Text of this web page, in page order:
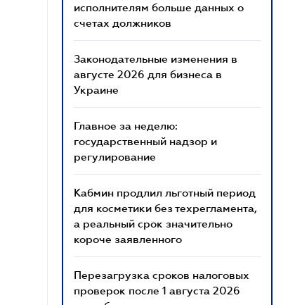
исполнителям больше данных о
счетах должников
Законодательные изменения в
августе 2026 для бизнеса в
Украине
Главное за неделю:
государственный надзор и
регулирование
Кабмин продлил льготный период
для косметики без техрегламента,
а реальный срок значительно
короче заявленного
Перезагрузка сроков налоговых
проверок после 1 августа 2026